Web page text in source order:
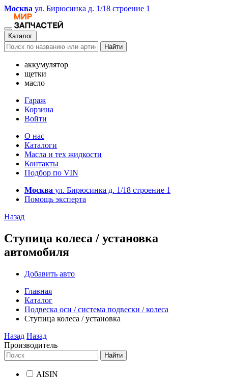
Москва ул. Бирюсинка д. 1/18 строение 1
Каталог
Найти
аккумулятор
щетки
масло
Гараж
Корзина
Войти
О нас
Каталоги
Масла и тех жидкости
Контакты
Подбор по VIN
Москва ул. Бирюсинка д. 1/18 строение 1
Помощь эксперта
Назад
Ступица колеса / установка
автомобиля
Добавить авто
Главная
Каталог
Подвеска оси / система подвески / колеса
Ступица колеса / установка
Назад Назад
Производитель
Найти
AISIN